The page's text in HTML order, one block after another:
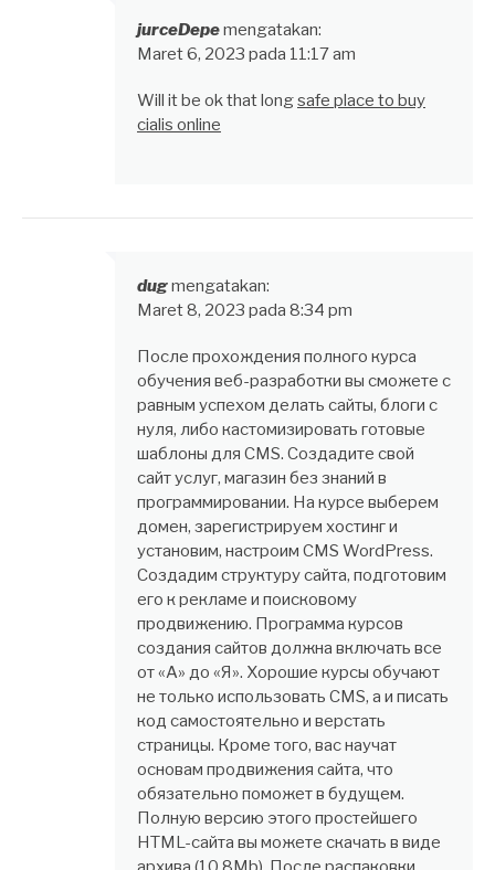
jurceDepemengatakan:
Maret 6, 2023 pada 11:17 am
Will it be ok that longsafe place to buy
cialis online
dugmengatakan:
Maret 8, 2023 pada 8:34 pm
После прохождения полного курса
обучения веб-разработки вы сможете с
равным успехом делать сайты, блоги с
нуля, либо кастомизировать готовые
шаблоны для CMS. Создадите свой
сайт услуг, магазин без знаний в
программировании. На курсе выберем
домен, зарегистрируем хостинг и
установим, настроим CMS WordPress.
Создадим структуру сайта, подготовим
его к рекламе и поисковому
продвижению. Программа курсов
создания сайтов должна включать все
от «А» до «Я». Хорошие курсы обучают
не только использовать CMS, а и писать
код самостоятельно и верстать
страницы. Кроме того, вас научат
основам продвижения сайта, что
обязательно поможет в будущем.
Полную версию этого простейшего
HTML-сайта вы можете скачать в виде